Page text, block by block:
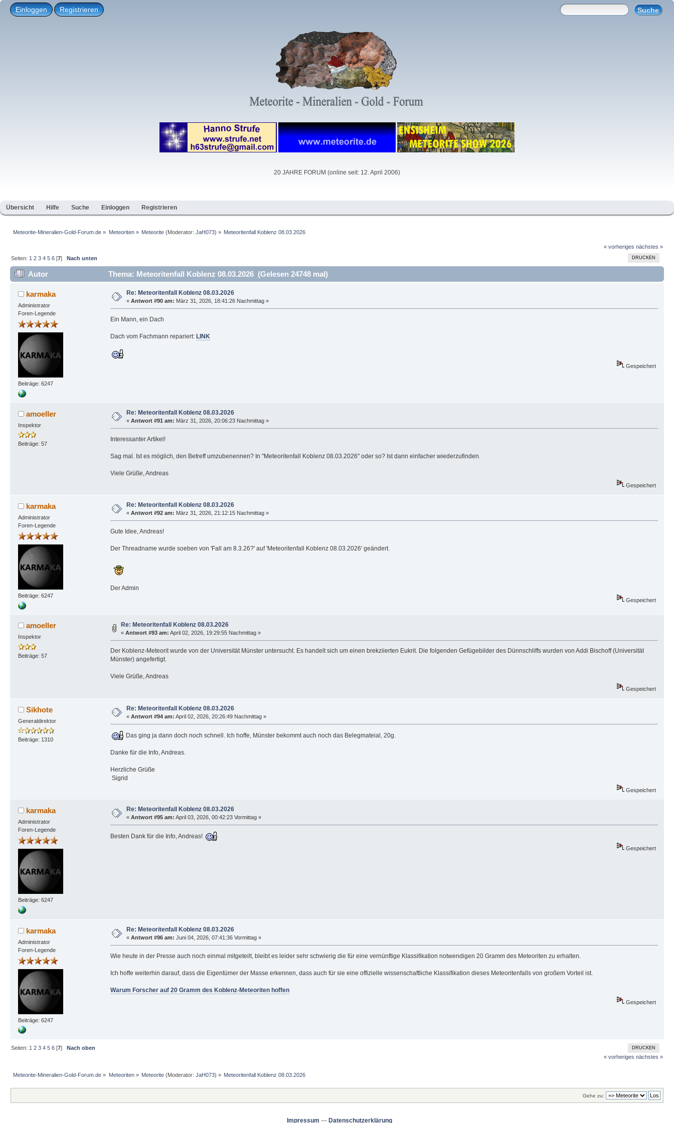
Einloggen Registrieren
20 JAHRE FORUM (online seit: 12. April 2006)
Übersicht Hilfe Suche Einloggen Registrieren
Meteorite-Mineralien-Gold-Forum.de » Meteoriten» Meteorite(Moderator: JaH073) » Meteoritenfall Koblenz 08.03.2026
« vorheriges nächstes »
DRUCKEN
Seiten: 1 2 3 4 5 6 [7]Nach unten
Autor Thema: Meteoritenfall Koblenz 08.03.2026 (Gelesen 24748 mal)
karmaka
Administrator
Foren-Legende
Beiträge: 6247
Re: Meteoritenfall Koblenz 08.03.2026
« Antwort #90 am: März 31, 2026, 18:41:26 Nachmittag »
Ein Mann, ein Dach
Dach vom Fachmann repariert: LINK
Gespeichert
amoeller
Inspektor
Beiträge: 57
Re: Meteoritenfall Koblenz 08.03.2026
« Antwort #91 am: März 31, 2026, 20:06:23 Nachmittag »
Interessanter Artikel!
Sag mal. Ist es möglich, den Betreff umzubenennen? In "Meteoritenfall Koblenz 08.03.2026" oder so? Ist dann einfacher wiederzufinden.
Viele Grüße, Andreas
Gespeichert
karmaka
Administrator
Foren-Legende
Beiträge: 6247
Re: Meteoritenfall Koblenz 08.03.2026
« Antwort #92 am: März 31, 2026, 21:12:15 Nachmittag »
Gute Idee, Andreas!
Der Threadname wurde soeben von 'Fall am 8.3.26?' auf 'Meteoritenfall Koblenz 08.03.2026' geändert.
Der Admin
Gespeichert
amoeller
Inspektor
Beiträge: 57
Re: Meteoritenfall Koblenz 08.03.2026
« Antwort #93 am: April 02, 2026, 19:29:55 Nachmittag »
Der Koblenz-Meteorit wurde von der Universität Münster untersucht. Es handelt sich um einen brekziierten Eukrit. Die folgenden Gefügebilder des Dünnschliffs wurden von Addi Bischoff (Universität
Münster) angefertigt.
Viele Grüße, Andreas
Gespeichert
Sikhote
Generaldirektor
Beiträge: 1310
Re: Meteoritenfall Koblenz 08.03.2026
« Antwort #94 am: April 02, 2026, 20:26:49 Nachmittag »
Das ging ja dann doch noch schnell. Ich hoffe, Münster bekommt auch noch das Belegmateial, 20g.
Danke für die Info, Andreas.
Herzliche Grüße
Sigrid
Gespeichert
karmaka
Administrator
Foren-Legende
Beiträge: 6247
Re: Meteoritenfall Koblenz 08.03.2026
« Antwort #95 am: April 03, 2026, 00:42:23 Vormittag »
Besten Dank für die Info, Andreas!
Gespeichert
karmaka
Administrator
Foren-Legende
Beiträge: 6247
Re: Meteoritenfall Koblenz 08.03.2026
« Antwort #96 am: Juni 04, 2026, 07:41:36 Vormittag »
Wie heute in der Presse auch noch einmal mitgeteilt, bleibt es leider sehr schwierig die für eine vernünftige Klassifikation notwendigen 20 Gramm des Meteoriten zu erhalten.
Ich hoffe weiterhin darauf, dass die Eigentümer der Masse erkennen, dass auch für sie eine offizielle wissenschaftliche Klassifikation dieses Meteoritenfalls von großem Vorteil ist.
Warum Forscher auf 20 Gramm des Koblenz-Meteoriten hoffen
Gespeichert
DRUCKEN
Seiten: 1 2 3 4 5 6 [7]
Nach oben
« vorheriges nächstes »
Meteorite-Mineralien-Gold-Forum.de » Meteoriten» Meteorite(Moderator: JaH073) » Meteoritenfall Koblenz 08.03.2026
Gehe zu:
Impressum --- Datenschutzerklärung